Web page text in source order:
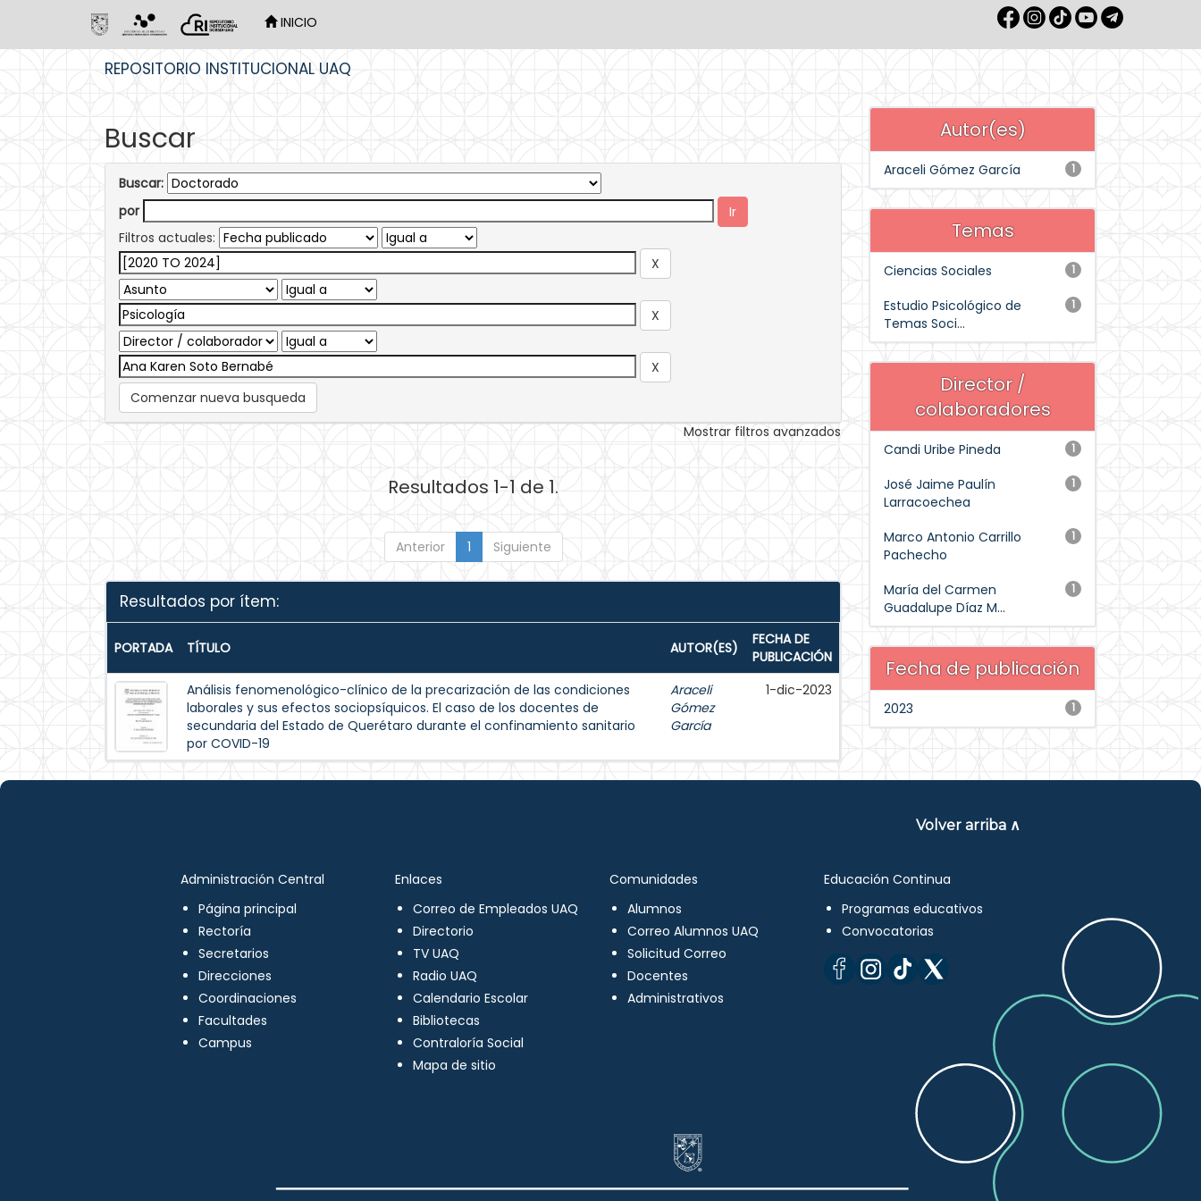
INICIO
REPOSITORIO INSTITUCIONAL UAQ
Buscar
Buscar:
por
Filtros actuales:
Comenzar nueva busqueda
Mostrar filtros avanzados
Resultados 1-1 de 1.
Anterior 1 Siguiente
Resultados por ítem:
PORTADA TÍTULO AUTOR(ES)
FECHA DE
PUBLICACIÓN
Análisis fenomenológico-clínico de la precarización de las condiciones
laborales y sus efectos sociopsíquicos. El caso de los docentes de
secundaria del Estado de Querétaro durante el confinamiento sanitario
por COVID-19
Araceli
Gómez
García
1-dic-2023
Autor(es)
1
Araceli Gómez García
Temas
1
Ciencias Sociales
1
Estudio Psicológico de
Temas Soci...
Director /
colaboradores
1
Candi Uribe Pineda
1
José Jaime Paulín
Larracoechea
1
Marco Antonio Carrillo
Pachecho
1
María del Carmen
Guadalupe Díaz M...
Fecha de publicación
1
2023
Volver arriba ∧
Administración Central
Página principal
Rectoría
Secretarios
Direcciones
Coordinaciones
Facultades
Campus
Enlaces
Correo de Empleados UAQ
Directorio
TV UAQ
Radio UAQ
Calendario Escolar
Bibliotecas
Contraloría Social
Mapa de sitio
Comunidades
Alumnos
Correo Alumnos UAQ
Solicitud Correo
Docentes
Administrativos
Educación Continua
Programas educativos
Convocatorias